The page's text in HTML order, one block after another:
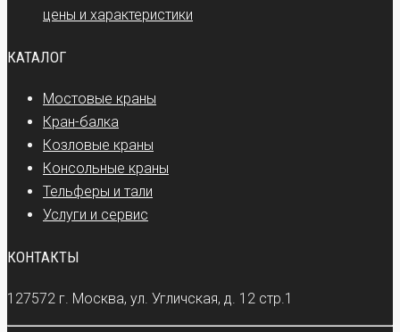
цены и характеристики
КАТАЛОГ
Мостовые краны
Кран-балка
Козловые краны
Консольные краны
Тельферы и тали
Услуги и сервис
КОНТАКТЫ
127572 г. Москва, ул. Угличская, д. 12 стр.1